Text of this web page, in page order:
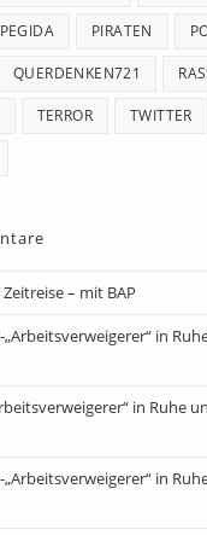
PEGIDA PIRATEN
QUERDENKEN721
TERROR TWITTER
Zeitreise – mit BAP
„Arbeitsverweigerer“ in
in Ruhe
„Arbeitsverweigerer“ in